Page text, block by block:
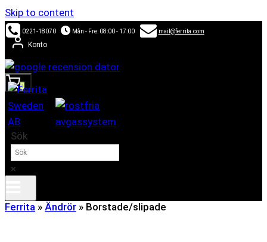
Skip to content
0221-18070 Mån - Fre: 08:00 - 17:00 mail@ferrita.com
Konto
0
Sök
×
Ferrita » Ändrör » Borstade/slipade